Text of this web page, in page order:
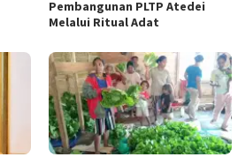
Pembangunan PLTP Atedei
Melalui Ritual Adat